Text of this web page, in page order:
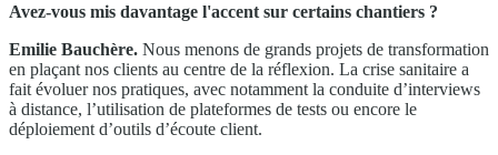
Avez-vous mis davantage l'accent sur certains chantiers ?
Emilie Bauchère. Nous menons de grands projets de transformation
en plaçant nos clients au centre de la réflexion. La crise sanitaire a
fait évoluer nos pratiques, avec notamment la conduite d’interviews
à distance, l’utilisation de plateformes de tests ou encore le
déploiement d’outils d’écoute client.